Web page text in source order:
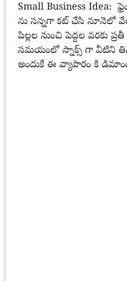
Small Business Idea:
ను సన్నగా కట్ చేసి నూనెలో
పిల్లల నుంచి పెద్దల వరకు
సమయంలో స్నాక్స్ గా వీటిని
అందుకే ఈ వ్యాపారం కి డిమాండ్